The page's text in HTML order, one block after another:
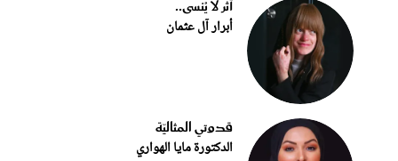
أثر لا يُنسى..
أبرار آل عثمان
قدوتي المثاليّة
الدكتورة مايا الهواري